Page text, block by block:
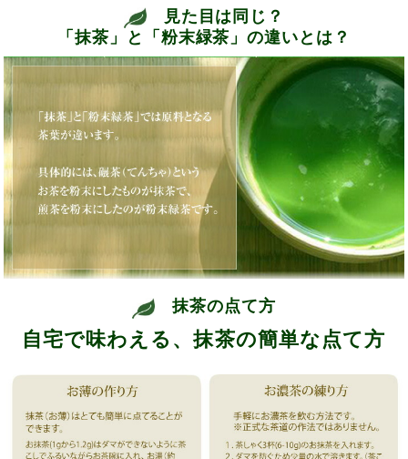
見た目は同じ？
「抹茶」と「粉末緑茶」の違いとは？
抹茶の点て方
自宅で味わえる、抹茶の簡単な点て方